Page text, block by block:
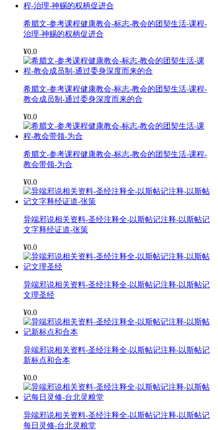
希腊文-参考课程健康教会-标志-教会的团契生活-课程-
治理-神赐的权柄促进合
¥0.0
希腊文-参考课程健康教会-标志-教会的团契生活-课程-
教会成员制-通过委身深度而来的合
¥0.0
希腊文-参考课程健康教会-标志-教会的团契生活-课程-
教会带领-为合
¥0.0
异端邪说相关资料-圣经注释全-以斯帖记注释-以斯帖记
文字释经证道-张策
¥0.0
异端邪说相关资料-圣经注释全-以斯帖记注释-以斯帖记
文理圣经
¥0.0
异端邪说相关资料-圣经注释全-以斯帖记注释-以斯帖记
新标点和合本
¥0.0
异端邪说相关资料-圣经注释全-以斯帖记注释-以斯帖记
每日灵修-台北灵粮堂